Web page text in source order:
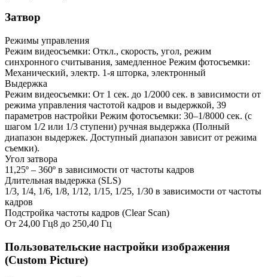
Затвор
Режимы управления
Режим видеосъемки: Откл., скорость, угол, режим
синхронного считывания, замедленное Режим фотосъемки:
Механический, электр. 1-я шторка, электронный
Выдержка
Режим видеосъемки: От 1 сек. до 1/2000 сек. в зависимости от
режима управления частотой кадров и выдержкой, 39
параметров настройки Режим фотосъемки: 30–1/8000 сек. (с
шагом 1/2 или 1/3 ступени) ручная выдержка (Полный
диапазон выдержек. Доступный диапазон зависит от режима
съемки).
Угол затвора
11,25º – 360º в зависимости от частоты кадров
Длительная выдержка (SLS)
1/3, 1/4, 1/6, 1/8, 1/12, 1/15, 1/25, 1/30 в зависимости от частоты
кадров
Подстройка частоты кадров (Clear Scan)
От 24,00 Гц8 до 250,40 Гц
Пользовательские настройки изображения
(Custom Picture)